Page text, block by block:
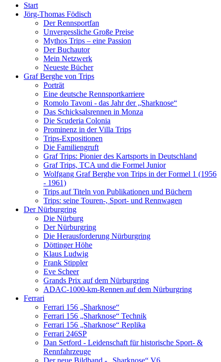
Start
Jörg-Thomas Födisch
Der Rennsportfan
Unvergessliche Große Preise
Mythos Trips – eine Passion
Der Buchautor
Mein Netzwerk
Neueste Bücher
Graf Berghe von Trips
Porträt
Eine deutsche Rennsportkarriere
Romolo Tavoni - das Jahr der „Sharknose“
Das Schicksalsrennen in Monza
Die Scuderia Colonia
Prominenz in der Villa Trips
Trips-Expositionen
Die Familiengruft
Graf Trips: Pionier des Kartsports in Deutschland
Graf Trips, TCA und die Formel Junior
Wolfgang Graf Berghe von Trips in der Formel 1 (1956
- 1961)
Trips auf Titeln von Publikationen und Büchern
Trips: seine Touren-, Sport- und Rennwagen
Der Nürburgring
Die Nürburg
Der Nürburgring
Die Herausforderung Nürburgring
Döttinger Höhe
Klaus Ludwig
Frank Stippler
Eve Scheer
Grands Prix auf dem Nürburgring
ADAC-1000-km-Rennen auf dem Nürburgring
Ferrari
Ferrari 156 „Sharknose“
Ferrari 156 „Sharknose“ Technik
Ferrari 156 „Sharknose“ Replika
Ferrari 246SP
Dan Setford - Leidenschaft für historische Sport- &
Rennfahrzeuge
Der neue Bildband - „Sharknose“ V6